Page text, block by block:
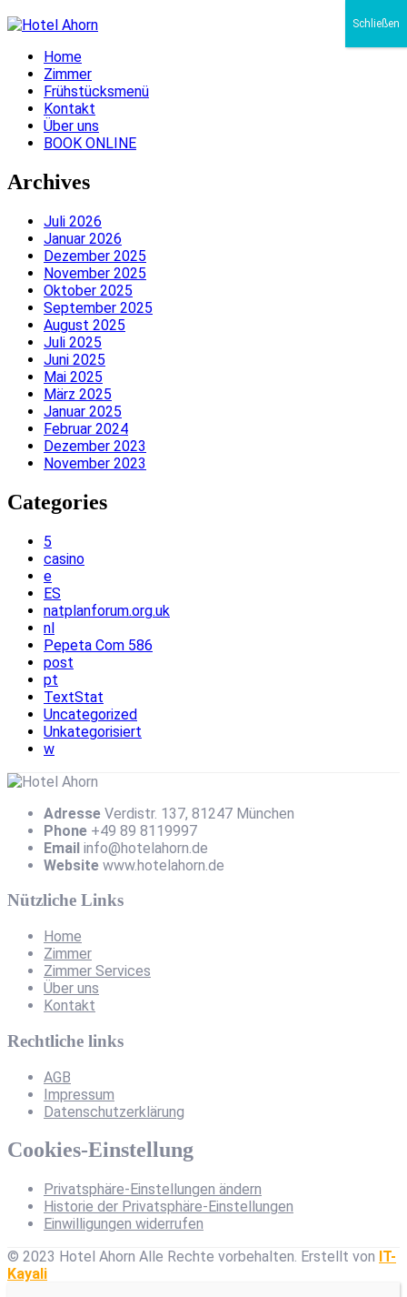
Home
Zimmer
Frühstücksmenü
Kontakt
Über uns
BOOK ONLINE
Archives
Juli 2026
Januar 2026
Dezember 2025
November 2025
Oktober 2025
September 2025
August 2025
Juli 2025
Juni 2025
Mai 2025
März 2025
Januar 2025
Februar 2024
Dezember 2023
November 2023
Categories
5
casino
e
ES
natplanforum.org.uk
nl
Pepeta Com 586
post
pt
TextStat
Uncategorized
Unkategorisiert
w
Adresse Verdistr. 137, 81247 München
Phone +49 89 8119997
Email info@hotelahorn.de
Website www.hotelahorn.de
Nützliche Links
Home
Zimmer
Zimmer Services
Über uns
Kontakt
Rechtliche links
AGB
Impressum
Datenschutzerklärung
Cookies-Einstellung
Privatsphäre-Einstellungen ändern
Historie der Privatsphäre-Einstellungen
Einwilligungen widerrufen
© 2023 Hotel Ahorn Alle Rechte vorbehalten. Erstellt von IT-
Kayali
Schließen